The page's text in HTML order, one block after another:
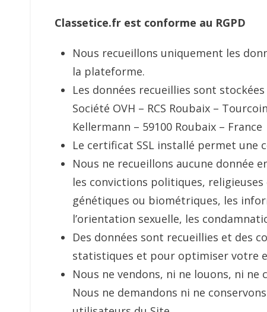
Classetice.fr est conforme au RGPD
Nous recueillons uniquement les
la plateforme.
Les données recueillies sont
Société OVH – RCS Roubaix –
Kellermann – 59100 Roubaix – France
Le certificat SSL installé permet une
Nous ne recueillons aucune donnée
les convictions politiques,
génétiques ou biométriques, les
l’orientation sexuelle, les
Des données sont recueillies et des
statistiques et pour optimiser votre
Nous ne vendons, ni ne louons, ni
Nous ne demandons ni ne